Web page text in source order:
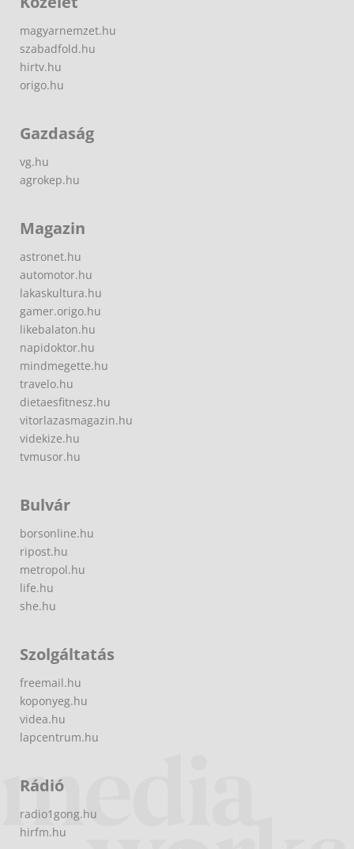
magyarnemzet.hu
szabadfold.hu
hirtv.hu
origo.hu
Gazdaság
vg.hu
agrokep.hu
Magazin
astronet.hu
automotor.hu
lakaskultura.hu
gamer.origo.hu
likebalaton.hu
napidoktor.hu
mindmegette.hu
travelo.hu
dietaesfitnesz.hu
vitorlazasmagazin.hu
videkize.hu
tvmusor.hu
Bulvár
borsonline.hu
ripost.hu
metropol.hu
life.hu
she.hu
Szolgáltatás
freemail.hu
koponyeg.hu
videa.hu
lapcentrum.hu
Rádió
radio1gong.hu
hirfm.hu